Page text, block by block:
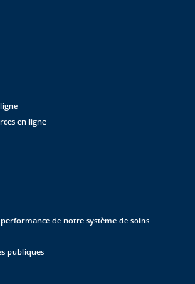
en ligne
de notre système de soins
publiques